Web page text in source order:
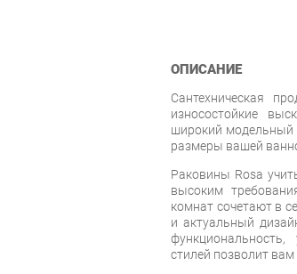
ОПИСАНИЕ
Сантехническая
износостойкие
широкий модельный
размеры вашей
Раковины Rosa
высоким
комнат сочетают в
и актуальный
стилей позволит